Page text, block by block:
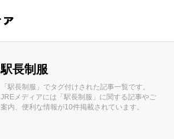
駅長制服
「駅長制服」でタグ付けされた記事一覧です。
JREメディアには「駅長制服」に関する記事やご
案内、便利な情報が10件掲載されています。